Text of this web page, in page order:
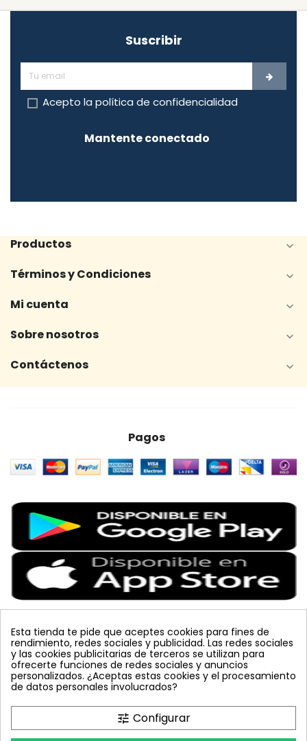
Suscribir
Acepto la política de confidencialidad
Mantente conectado
Productos 
Términos y Condiciones 
Mi cuenta 
Sobre nosotros 
Contáctenos 
Pagos
Etiquetas Populares
colmena vacuna arbol planta
placa
bombus terrestris
mosquero feromona
mariquita
amarillo sin carnet
inyecciones tronco
trampa cromática JED
tuta absoluta
lucha integrada polillero
Esta tienda te pide que aceptes cookies para fines de
rendimiento, redes sociales y publicidad. Las redes sociales
y las cookies publicitarias de terceros se utilizan para
ofrecerte funciones de redes sociales y anuncios
personalizados. ¿Aceptas estas cookies y el procesamiento
de datos personales involucrados?
tune Configurar